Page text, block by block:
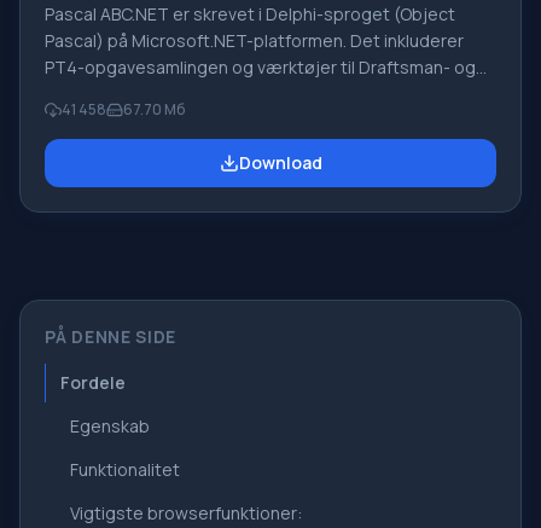
Pascal ABC.NET er skrevet i Delphi-sproget (Object
Pascal) på Microsoft.NET-platformen. Det inkluderer
PT4-opgavesamlingen og værktøjer til Draftsman- og
lærer programmering. Hovedformålet med Pascal
ABC.NET-programmeringssystemet er at studere og
undervise i moderne programmeringssprog. Funktioner
41 458 67.70 Мб
Download
PÅ DENNE SIDE
Fordele
Egenskab
Funktionalitet
Vigtigste browserfunktioner: